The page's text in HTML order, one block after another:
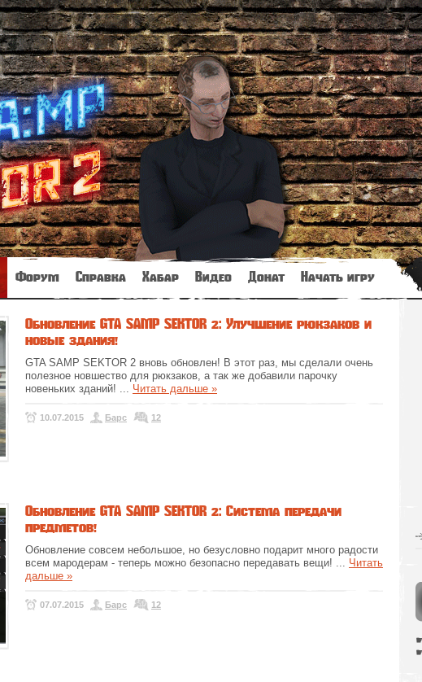
Форум Справка Хабар Видео Донат Начать игру
Обновление GTA SAMP SEKTOR 2: Улучшение рюкзаков и
новые здания!
GTA SAMP SEKTOR 2 вновь обновлен! В этот раз, мы сделали очень
полезное новшество для рюкзаков, а так же добавили парочку
новеньких зданий! ... Читать дальше »
10.07.2015 Барс 12
Обновление GTA SAMP SEKTOR 2: Система передачи
предметов!
Обновление совсем небольшое, но безусловно подарит много радости
всем мародерам - теперь можно безопасно передавать вещи! ... Читать
дальше »
07.07.2015 Барс 12